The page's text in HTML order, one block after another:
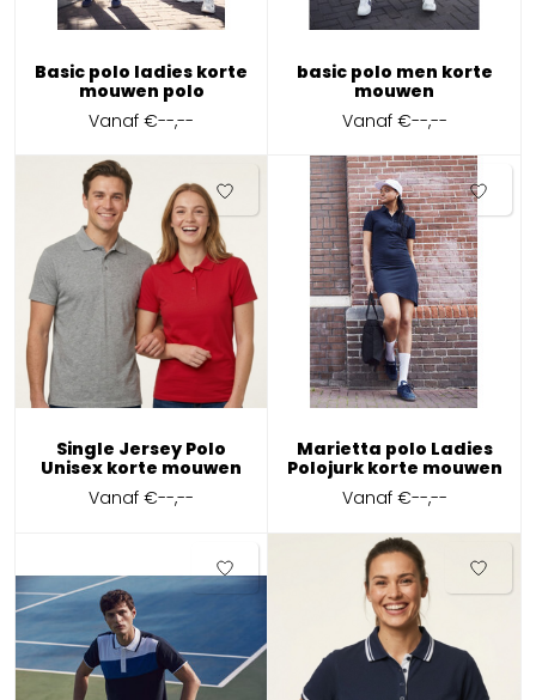
Basic polo ladies korte
mouwen polo
Vanaf€--,--
basic polo men korte
mouwen
Vanaf €--,--
Single Jersey Polo
Unisex korte mouwen
Vanaf€--,--
Marietta polo Ladies
Polojurk korte mouwen
Vanaf €--,--